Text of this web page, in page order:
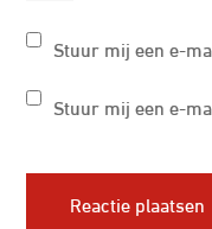
Stuur mij een e-
Stuur mij een e-